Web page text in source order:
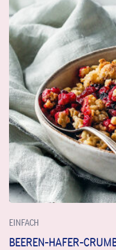
EINFACH
BEEREN-HAFER-